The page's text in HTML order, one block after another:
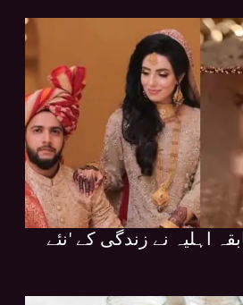
اہلیہ نے زندگی کے 'نئے